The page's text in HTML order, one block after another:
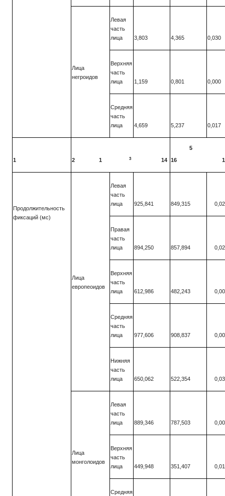
Лица
негроидов
Левая
часть
лица
3,803 4,365 0,030
Верхняя
часть
лица
1,159 0,801 0,000
Средняя
часть
лица
4,659 5,237 0,017
1 2 1 3 14
5
16
1
Продолжительность
фиксаций (мс)
Лица
европеоидов
Левая
часть
лица
925,841 849,315
Правая
часть
лица
894,250 857,894
Верхняя
часть
лица
612,986 482,243
Средняя
часть
лица
977,606 908,837
Нижняя
часть
лица
650,062 522,354
Лица
монголоидов
Левая
часть
лица
889,346 787,503
Верхняя
часть
лица
449,948 351,407
Средняя